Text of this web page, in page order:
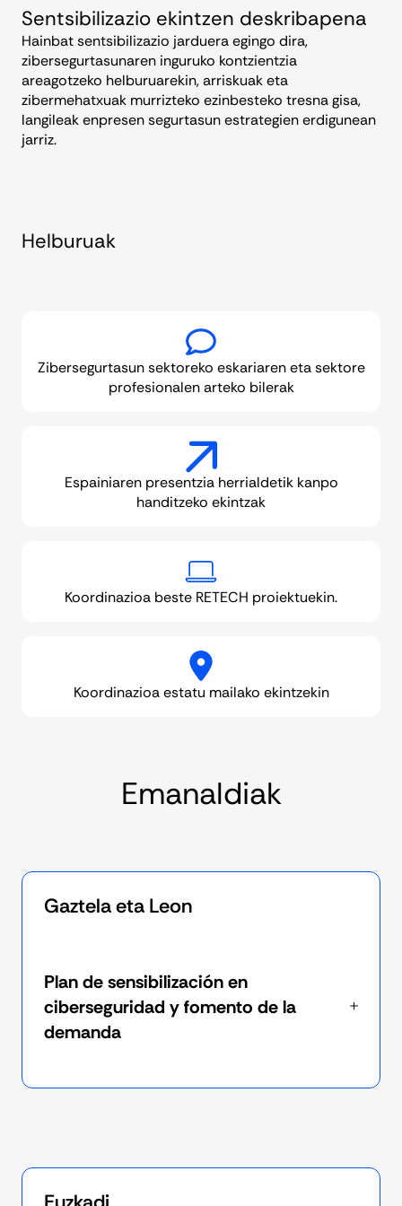
Sentsibilizazio ekintzen deskribapena
Hainbat sentsibilizazio jarduera egingo dira,
zibersegurtasunaren inguruko kontzientzia
areagotzeko helburuarekin, arriskuak eta
zibermehatxuak murrizteko ezinbesteko tresna gisa,
langileak enpresen segurtasun estrategien erdigunean
jarriz.
Helburuak
Zibersegurtasun sektoreko eskariaren eta sektore
profesionalen arteko bilerak
Espainiaren presentzia herrialdetik kanpo
handitzeko ekintzak
Koordinazioa beste RETECH proiektuekin.
Koordinazioa estatu mailako ekintzekin
Emanaldiak
Gaztela eta Leon
Plan de sensibilización en
ciberseguridad y fomento de la
demanda